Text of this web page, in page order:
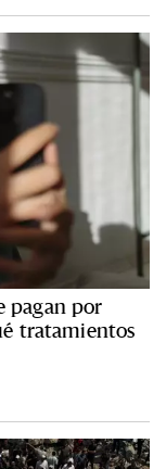
pagan por
tratamientos